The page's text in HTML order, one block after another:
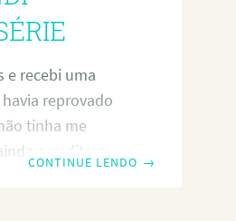
e recebi uma
reprovado
tinha me
acreditava
CONTINUE LENDO →